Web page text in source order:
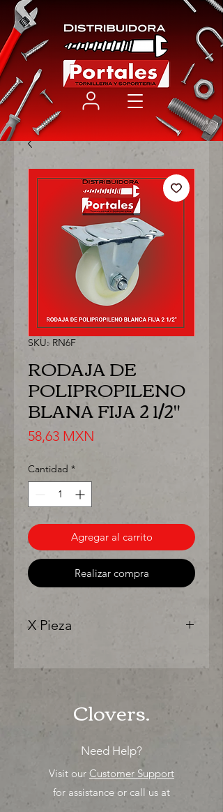
SKU: RN6F
RODAJA DE
POLIPROPILENO
BLANA FIJA 2 1/2"
58,63 MXN
Cantidad *
Agregar al carrito
Realizar compra
X Pieza
"Ya sea para comprar o para surtir,
solo los mejores precios para tu
Clovers.
Need Help?
Visit our Customer Support
for assistance or call us at